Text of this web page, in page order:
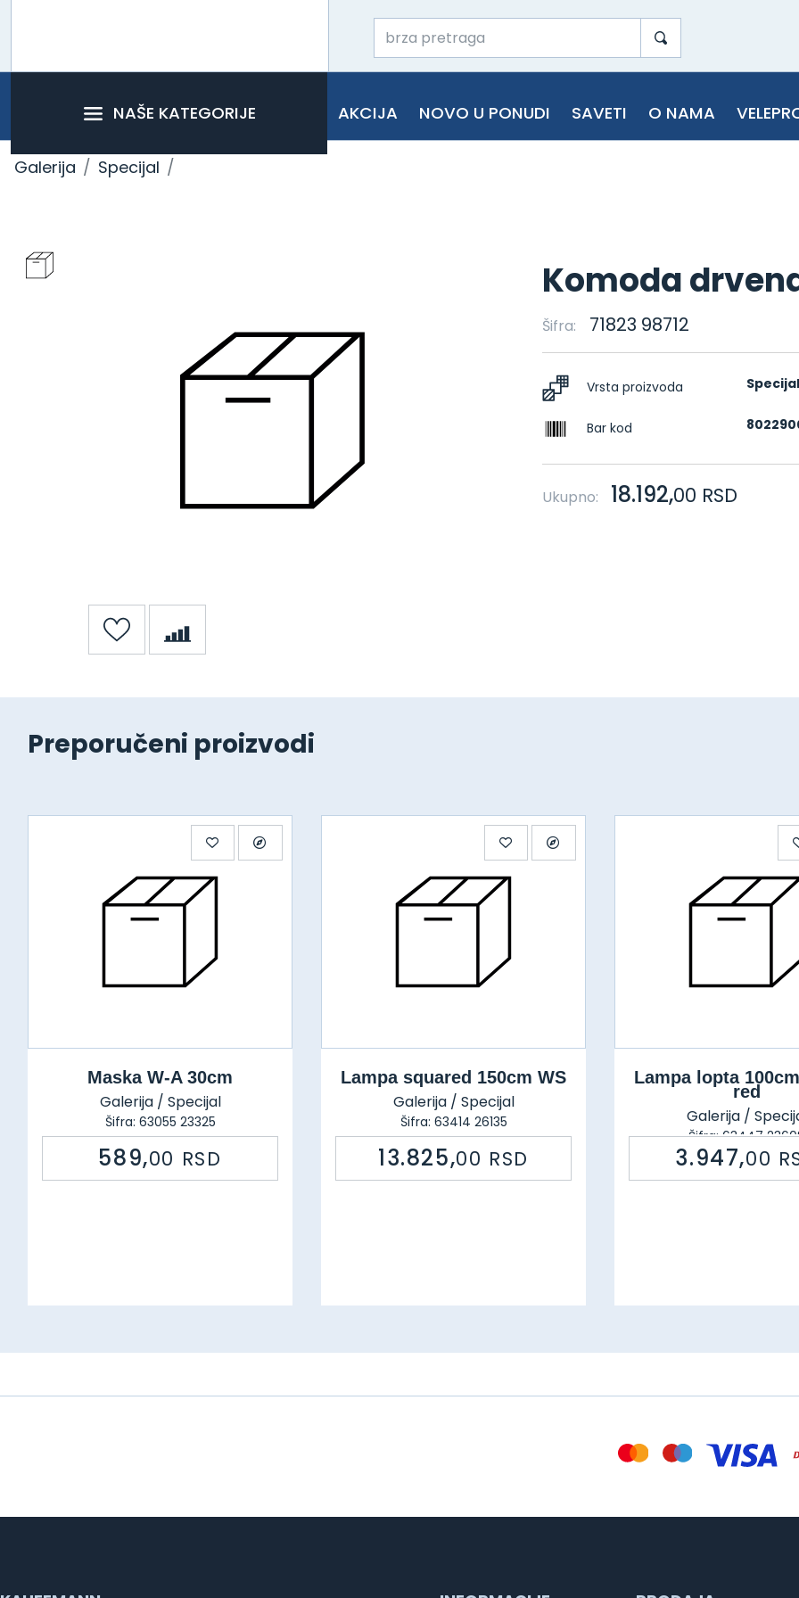
NAŠE KATEGORIJE AKCIJA NOVO U PONUDI SAVETI O NAMA
Galerija Specijal
Komoda
Šifra: 71823 98712
Vrsta proizvoda Specijal
Bar kod
Ukupno: 18.192,00 RSD
Preporučeni proizvodi
Maska W-A 30cm
Galerija / Specijal
Šifra: 63055 23325
589,00 RSD
Lampa squared 150cm WS
Galerija / Specijal
Šifra: 63414 26135
13.825,00 RSD
Lampa lopta
red
Galerija /
Šifra: 63447
3.947,00